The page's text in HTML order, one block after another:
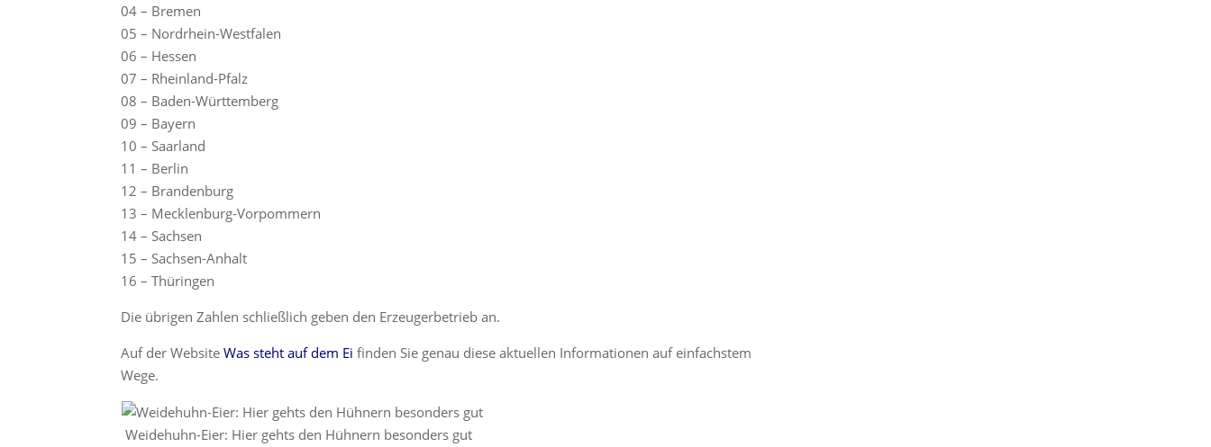
04 – Bremen
05 – Nordrhein-Westfalen
06 – Hessen
07 – Rheinland-Pfalz
08 – Baden-Württemberg
09 – Bayern
10 – Saarland
11 – Berlin
12 – Brandenburg
13 – Mecklenburg-Vorpommern
14 – Sachsen
15 – Sachsen-Anhalt
16 – Thüringen
Die übrigen Zahlen schließlich geben den Erzeugerbetrieb an.
Auf der WebsiteWas steht auf dem Ei finden Sie genau diese aktuellen Informationen auf einfachstem
Wege.
Weidehuhn-Eier: Hier gehts den Hühnern besonders gut